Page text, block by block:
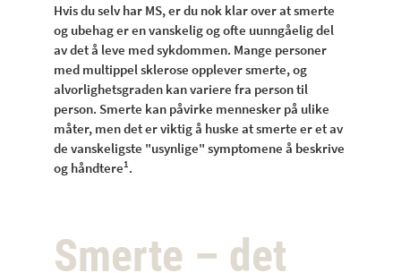
Hvis du selv har MS, er du nok klar over at smerte
og ubehag er en vanskelig og ofte uunngåelig del
av det å leve med sykdommen. Mange personer
med multippel sklerose opplever smerte, og
alvorlighetsgraden kan variere fra person til
person. Smerte kan påvirke mennesker på ulike
måter, men det er viktig å huske at smerte er et av
de vanskeligste "usynlige" symptomene å beskrive
og håndtere1.
Smerte – det